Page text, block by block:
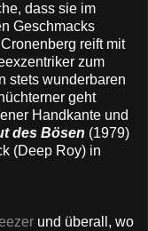
dass sie im
Geschmacks
reift mit
zum
stets wunderbaren
geht
Handkante und
des Bösen (1979)
(Deep Roy) in
und überall, wo